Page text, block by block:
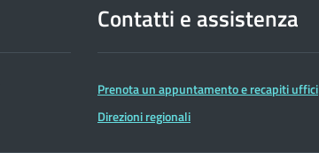
Contatti e assistenza
Prenota un appuntamento e recapiti uffici
Direzioni regionali